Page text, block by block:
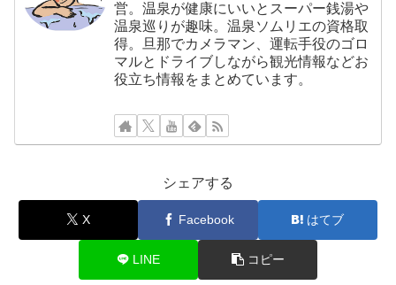
営。温泉が健康にいいとスーパー銭湯や
温泉巡りが趣味。温泉ソムリエの資格取
得。旦那でカメラマン、運転手役のゴロ
マルとドライブしながら観光情報などお
役立ち情報をまとめています。
シェアする
X Facebook はてブ
LINE コピー